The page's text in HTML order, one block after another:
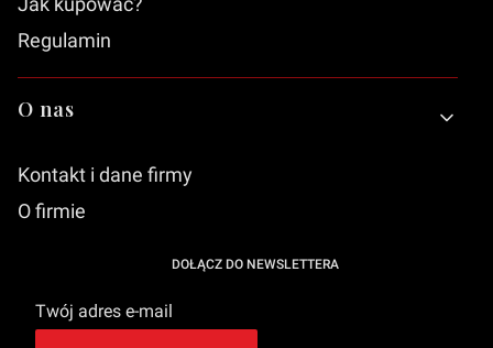
Regulamin
O nas
Kontakt i dane firmy
O firmie
DOŁĄCZ DO NEWSLETTERA
Twój adres e-mail